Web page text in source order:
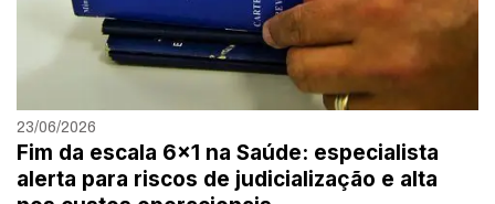
23/06/2026
Fim da escala 6×1 na Saúde: especialista
alerta para riscos de judicialização e alta